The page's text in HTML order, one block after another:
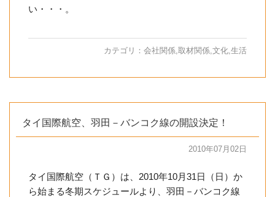
い・・・。
カテゴリ： 会社関係 取材関係 文化 生活
タイ国際航空、羽田－バンコク線の開設決定！
2010年07月02日
タイ国際航空（ＴＧ）は、2010年10月31日（日）か
ら始まる冬期スケジュールより、羽田－バンコク線